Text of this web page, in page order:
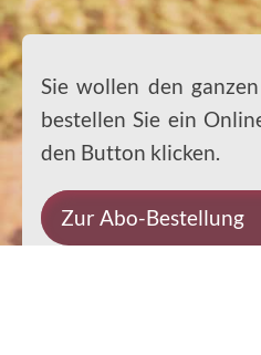
Sie wollen den
bestellen Sie ein
den Button klicken.
Zur Abo-Bestellung